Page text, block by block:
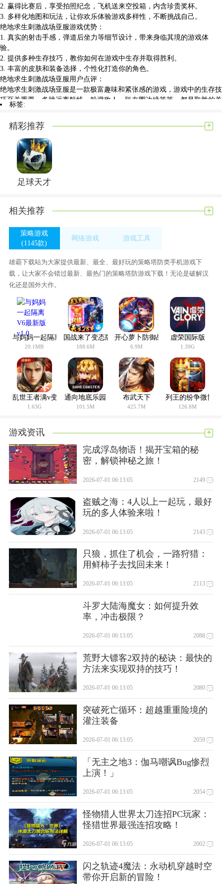
2. 赢得比赛后，享受拍照纪念，飞机送来空投箱，内含珍贵奖杯。
3. 多样化地图和玩法，让你欢乐体验游戏多样性，不断挑战自己。
绝地求生刺激战场亚服游戏优势：
1. 真实的射击手感，弹道后坐力等细节设计，带来身临其境的游戏体
验。
2. 提供多种生存技巧，教你如何在游戏中生存并取得胜利。
3. 丰富的皮肤和装备选择，个性化打造你的角色。
绝地求生刺激战场亚服用户点评：
绝地求生刺激战场亚服是一款极富趣味和紧张感的游戏，游戏中的生存技
巧至关重要，多跳远离航线，躲避敌人，趴在圈边缘等等，都是取胜的关
键。游戏射击手感十分真实，每一场都让人热血澎湃。不过，希望游戏未
来能够增加更多新鲜玩法，以保持游戏的多样性和吸引力。
标签:
精彩推荐 +
足球天才
相关推荐 +
策略游戏
(1145款)
网络游戏
游戏工具
雄霸下载站为大家提供最新、最全、最好玩的策略塔防类手机游戏下
载，让大家不会错过最新、最热门的策略塔防游戏下载！无论是破解汉
化还是国外大作。
与妈妈一起隔离V6最新版 v1.0
20.1MB
国战来了变态版
188.6M
开心萝卜防御战BT版
6.9M
虚荣国际版
1.39G
乱世王者满v变态版
1.63G
通向地底乐园
101.5M
布武天下
425.7M
列王的纷争微博版
126.8M
游戏资讯 +
完成浮岛物语！揭开宝箱的秘
密，解锁神秘之旅！
2026-07-01 06:13:05 2149
盗贼之海：4人以上一起玩，最好
玩的多人体验来啦！
2026-07-01 06:13:05 2143
只狼，抓住了机会，一路狩猎：
用鲜柿子去找回未来！
2026-07-01 06:13:05 2113
斗罗大陆海魔女：如何提升效
率，冲击极限？
2026-07-01 06:13:05 2088
荒野大镖客2双持的秘诀：最快的
方法来实现双持的技巧！
2026-07-01 06:13:05 2080
突破死亡循环：超越重重险境的
灌注装备
2026-07-01 06:13:05 2059
「无主之地3：伽马嘲讽Bug惨烈
上演！」
2026-07-01 06:13:05 2054
怪物猎人世界太刀连招PC玩家：
怪猎世界最强连招攻略！
2026-07-01 06:13:05 2002
闪之轨迹4魔法：永动机穿越时空
带你开启新的冒险！